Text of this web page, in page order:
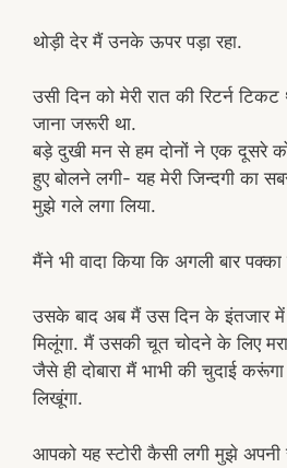
थोड़ी देर मैं उनके ऊपर पड़ा रहा.
उसी दिन को मेरी रात की रिटर्न
जाना जरूरी था.
बड़े दुखी मन से हम दोनों ने एक दूसरे
हुए बोलने लगी- यह मेरी जिन्दगी का
मुझे गले लगा लिया.
मैंने भी वादा किया कि अगली बार
उसके बाद अब मैं उस दिन के इंतजार में
मिलूंगा. मैं उसकी चूत चोदने के लिए
जैसे ही दोबारा मैं भाभी की चुदाई
लिखूंगा.
आपको यह स्टोरी कैसी लगी मुझे अपनी